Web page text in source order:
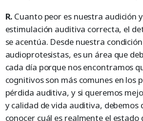
R. Cuanto peor es nuestra audición
estimulación auditiva correcta, el
se acentúa. Desde nuestra
audioprotesistas, es un área que
cada día porque nos encontramos
cognitivos son más comunes en los
pérdida auditiva, y si queremos
y calidad de vida auditiva, debemos
conocer cuál es realmente el estado